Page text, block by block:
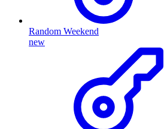
Random Weekend
new